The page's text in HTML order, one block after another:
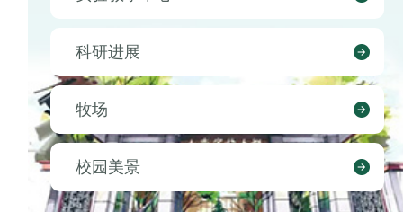
科研进展
牧场
校园美景